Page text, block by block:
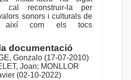
cal reconstruir-la per
sonors i culturals de
així com els tocs
documentació
Gonzalo (17-07-2010)
Joan; MONLLOR
(02-10-2022)